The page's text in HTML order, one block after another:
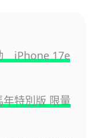
iPhone 17e
特別版 限量